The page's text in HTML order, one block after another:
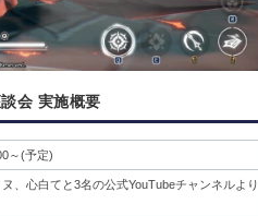
会 実施概要
～(予定)
、心白てと3名の公式YouTubeチャンネルより